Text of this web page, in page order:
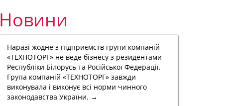
Новини
Наразі жодне з підприємств групи компаній
«ТЕХНОТОРГ» не веде бізнесу з резидентами
Республіки Білорусь та Російської Федерації.
Група компаній «ТЕХНОТОРГ» завжди
виконувала і виконує всі норми чинного
законодавства України. →